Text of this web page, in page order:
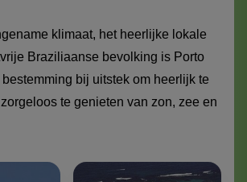
klimaat, het heerlijke lokale
Braziliaanse bevolking is Porto
bij uitstek om heerlijk te
te genieten van zon, zee en